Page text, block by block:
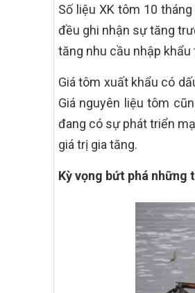
Số liệu XK tôm 10
đều ghi nhận sự tăng
tăng nhu cầu nhập
Giá tôm xuất khẩu có
Giá nguyên liệu tôm
đang có sự phát triển
giá trị gia tăng.
Kỳ vọng bứt phá những